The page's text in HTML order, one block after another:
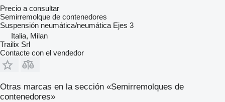
Precio a consultar
Semirremolque de contenedores
Suspensión neumática/neumática Ejes 3
Italia, Milan
Trailix Srl
Contacte con el vendedor
Otras marcas en la sección «Semirremolques de
contenedores»